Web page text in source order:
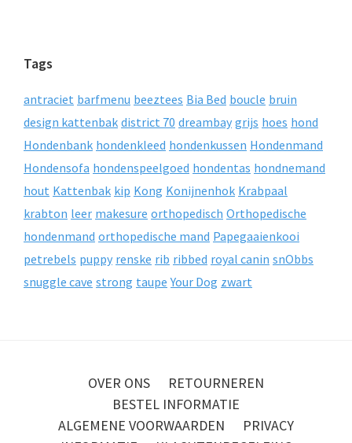
Tags
antraciet barfmenu beeztees Bia Bed boucle bruin
design kattenbak district 70 dreambay grijs hoes hond
Hondenbank hondenkleed hondenkussen Hondenmand
Hondensofa hondenspeelgoed hondentas hondnemand
hout Kattenbak kip Kong Konijnenhok Krabpaal
krabton leer makesure orthopedisch Orthopedische
hondenmand orthopedische mand Papegaaienkooi
petrebels puppy renske rib ribbed royal canin snObbs
snuggle cave strong taupe Your Dog zwart
OVER ONS
RETOURNEREN
BESTEL INFORMATIE
ALGEMENE VOORWAARDEN
PRIVACY